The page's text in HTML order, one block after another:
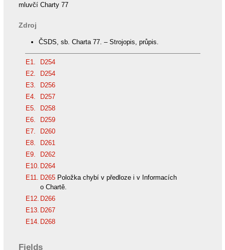
mluvčí Charty 77
Zdroj
ČSDS, sb. Charta 77. – Strojopis, průpis.
E1.
D254
E2.
D254
E3.
D256
E4.
D257
E5.
D258
E6.
D259
E7.
D260
E8.
D261
E9.
D262
E10. D264
E11. D265Položka chybí v předloze i v Informacích
o Chartě.
E12. D266
E13. D267
E14. D268
Fields